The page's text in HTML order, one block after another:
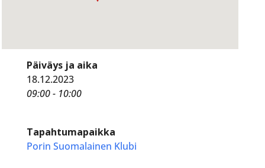
Päiväys ja aika
18.12.2023
09:00 - 10:00
Tapahtumapaikka
Porin Suomalainen Klubi